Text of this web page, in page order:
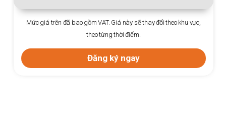
Mức giá trên đã bao gồm VAT. Giá này sẽ thay đổi theo khu vực,
theo từng thời điểm.
Đăng ký ngay